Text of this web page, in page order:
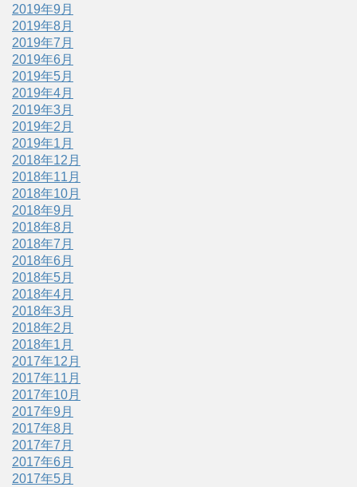
2019年9月
2019年8月
2019年7月
2019年6月
2019年5月
2019年4月
2019年3月
2019年2月
2019年1月
2018年12月
2018年11月
2018年10月
2018年9月
2018年8月
2018年7月
2018年6月
2018年5月
2018年4月
2018年3月
2018年2月
2018年1月
2017年12月
2017年11月
2017年10月
2017年9月
2017年8月
2017年7月
2017年6月
2017年5月